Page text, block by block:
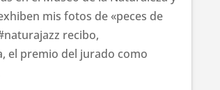
mis fotos de «peces de
recibo,
el premio del jurado como